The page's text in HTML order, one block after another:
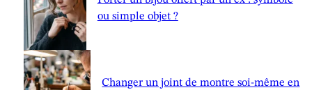
ou simple objet ?
Changer un joint de montre soi-même en